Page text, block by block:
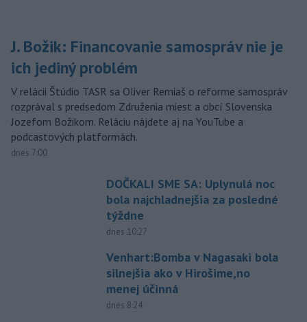
J. Božik: Financovanie samospráv nie je
ich jediný problém
V relácii Štúdio TASR sa Oliver Remiaš o reforme samospráv
rozprával s predsedom Združenia miest a obcí Slovenska
Jozefom Božikom. Reláciu nájdete aj na YouTube a
podcastových platformách.
dnes 7:00
DOČKALI SME SA: Uplynulá noc
bola najchladnejšia za posledné
týždne
dnes 10:27
Venhart:Bomba v Nagasaki bola
silnejšia ako v Hirošime,no
menej účinná
dnes 8:24